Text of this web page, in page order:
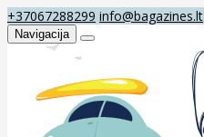
+37067288299 info@bagazines.lt
Navigacija